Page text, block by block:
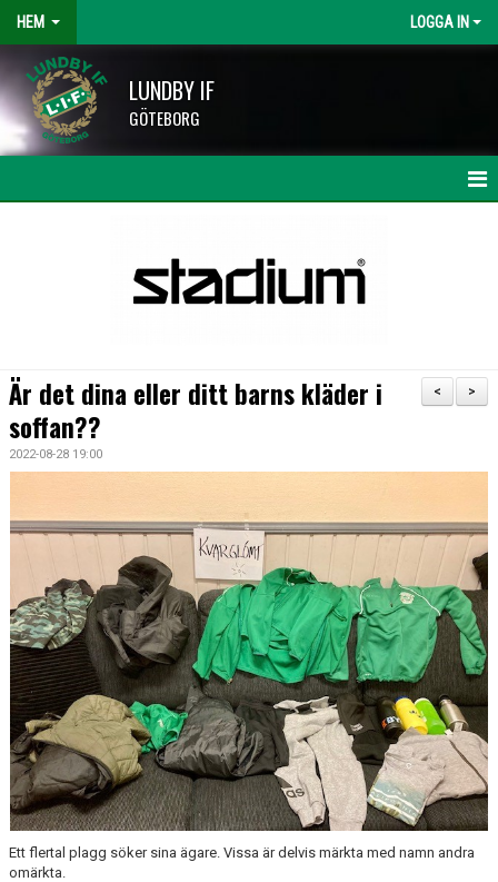
HEM LOGGA IN
LUNDBY IF
GÖTEBORG
HISINGSCUPEN
KLUBBSHOP
SAMARBETSPARTNERS
KONTAKT
>
<
Är det dina eller ditt barns kläder i
soffan??
2022-08-28 19:00
Ett flertal plagg söker sina ägare. Vissa är delvis märkta med namn andra
omärkta.